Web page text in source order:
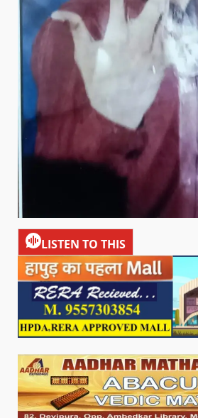
LISTEN TO THIS